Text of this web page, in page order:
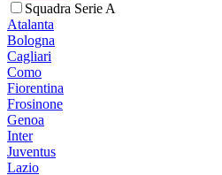
Squadra Serie A
Atalanta
Bologna
Cagliari
Como
Fiorentina
Frosinone
Genoa
Inter
Juventus
Lazio